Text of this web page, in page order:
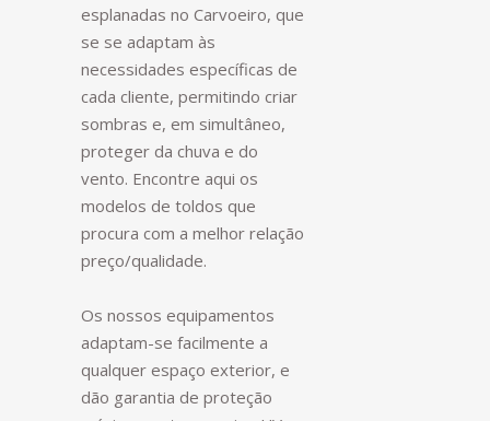
esplanadas no Carvoeiro, que
se se adaptam às
necessidades específicas de
cada cliente, permitindo criar
sombras e, em simultâneo,
proteger da chuva e do
vento. Encontre aqui os
modelos de toldos que
procura com a melhor relação
preço/qualidade.
Os nossos equipamentos
adaptam-se facilmente a
qualquer espaço exterior, e
dão garantia de proteção